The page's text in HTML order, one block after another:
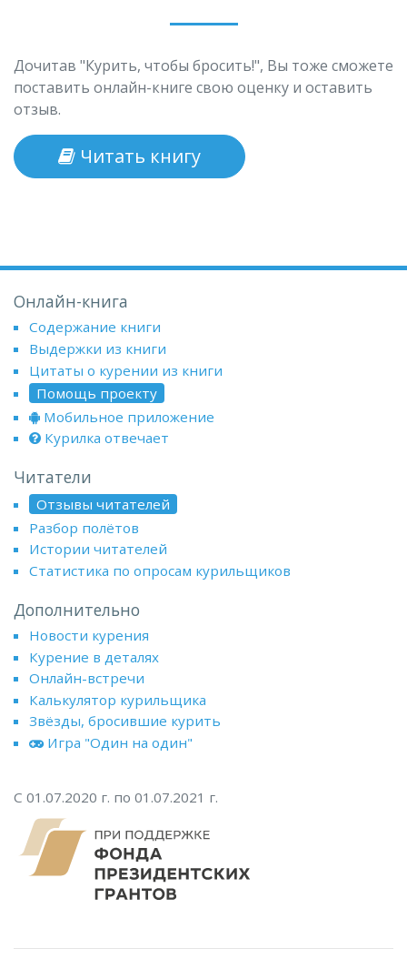
Дочитав "Курить, чтобы бросить!", Вы тоже сможете
поставить онлайн-книге свою оценку и оставить
отзыв.
Читать книгу
Онлайн-книга
Содержание книги
Выдержки из книги
Цитаты о курении из книги
Помощь проекту
Мобильное приложение
Курилка отвечает
Читатели
Отзывы читателей
Разбор полётов
Истории читателей
Статистика по опросам курильщиков
Дополнительно
Новости курения
Курение в деталях
Онлайн-встречи
Калькулятор курильщика
Звёзды, бросившие курить
Игра "Один на один"
С 01.07.2020 г. по 01.07.2021 г.